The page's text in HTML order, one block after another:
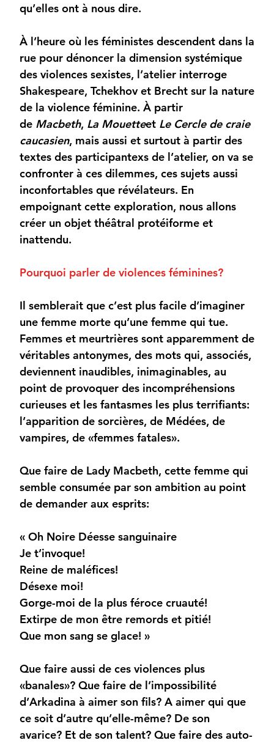
qu’elles ont à nous dire.
À l’heure où les féministes descendent dans la
rue pour dénoncer la dimension systémique
des violences sexistes, l’atelier interroge
Shakespeare, Tchekhov et Brecht sur la nature
de la violence féminine. À partir
de Macbeth, La Mouetteet Le Cercle de craie
caucasien, mais aussi et surtout à partir des
textes des participantexs de l’atelier, on va se
confronter à ces dilemmes, ces sujets aussi
inconfortables que révélateurs. En
empoignant cette exploration, nous allons
créer un objet théâtral protéiforme et
inattendu.
Pourquoi parler de violences féminines?
Il semblerait que c’est plus facile d’imaginer
une femme morte qu’une femme qui tue.
Femmes et meurtrières sont apparemment de
véritables antonymes, des mots qui, associés,
deviennent inaudibles, inimaginables, au
point de provoquer des incompréhensions
curieuses et les fantasmes les plus terrifiants:
l’apparition de sorcières, de Médées, de
vampires, de «femmes fatales».
Que faire de Lady Macbeth, cette femme qui
semble consumée par son ambition au point
de demander aux esprits:
« Oh Noire Déesse sanguinaire
Je t’invoque!
Reine de maléfices!
Désexe moi!
Gorge-moi de la plus féroce cruauté!
Extirpe de mon être remords et pitié!
Que mon sang se glace! »
Que faire aussi de ces violences plus
«banales»? Que faire de l’impossibilité
d’Arkadina à aimer son fils? A aimer qui que
ce soit d’autre qu’elle-même? De son
avarice? Et de son talent? Que faire des auto-